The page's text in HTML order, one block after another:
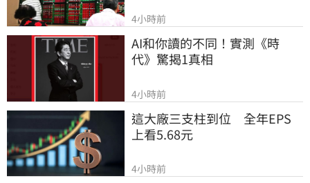
4小時前
AI和你讀的不同！實測《時
代》驚揭1真相
4小時前
這大廠三支柱到位　全年EPS
上看5.68元
4小時前